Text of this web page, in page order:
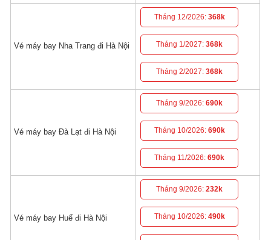
Vé máy bay Nha Trang đi Hà Nội
Tháng 12/2026: 368k
Tháng 1/2027:368k
Tháng 2/2027:368k
Vé máy bay Đà Lạt đi Hà Nội
Tháng 9/2026:690k
Tháng 10/2026: 690k
Tháng 11/2026:690k
Vé máy bay Huế đi Hà Nội
Tháng 9/2026:232k
Tháng 10/2026: 490k